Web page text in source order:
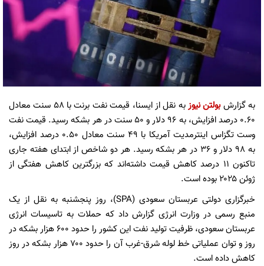
به گزارشبولتن نیوز
به نقل از ایسنا، قیمت نفت برنت با ۵۸ سنت معادل
۰.۶۰ درصد افزایش، به ۹۶ دلار و ۵۰ سنت در هر بشکه رسید. قیمت نفت
وست تگزاس اینترمدیت آمریکا با ۴۹ سنت معادل ۰.۵۰ درصد افزایش،
به ۹۸ دلار و ۳۶ در هر بشکه رسید. هر دو شاخص از ابتدای هفته جاری
تاکنون ۱۱ درصد کاهش قیمت داشته‌اند که بزرگترین کاهش هفتگی از
ژوئن ۲۰۲۵ بوده است.
خبرگزاری دولتی عربستان سعودی (SPA)، روز پنجشنبه به نقل از یک
منبع رسمی در وزارت انرژی گزارش داد که حملات به تاسیسات انرژی
عربستان سعودی، ظرفیت تولید نفت این کشور را حدود ۶۰۰ هزار بشکه در
روز و توان عملیاتی خط لوله شرق-غرب آن را حدود ۷۰۰ هزار بشکه در روز
کاهش داده است.